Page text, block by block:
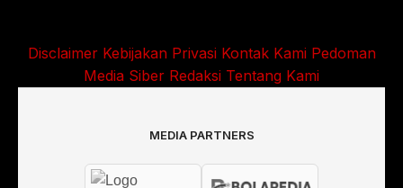
Disclaimer Kebijakan Privasi Kontak Kami Pedoman
Media Siber Redaksi Tentang Kami
MEDIA PARTNERS